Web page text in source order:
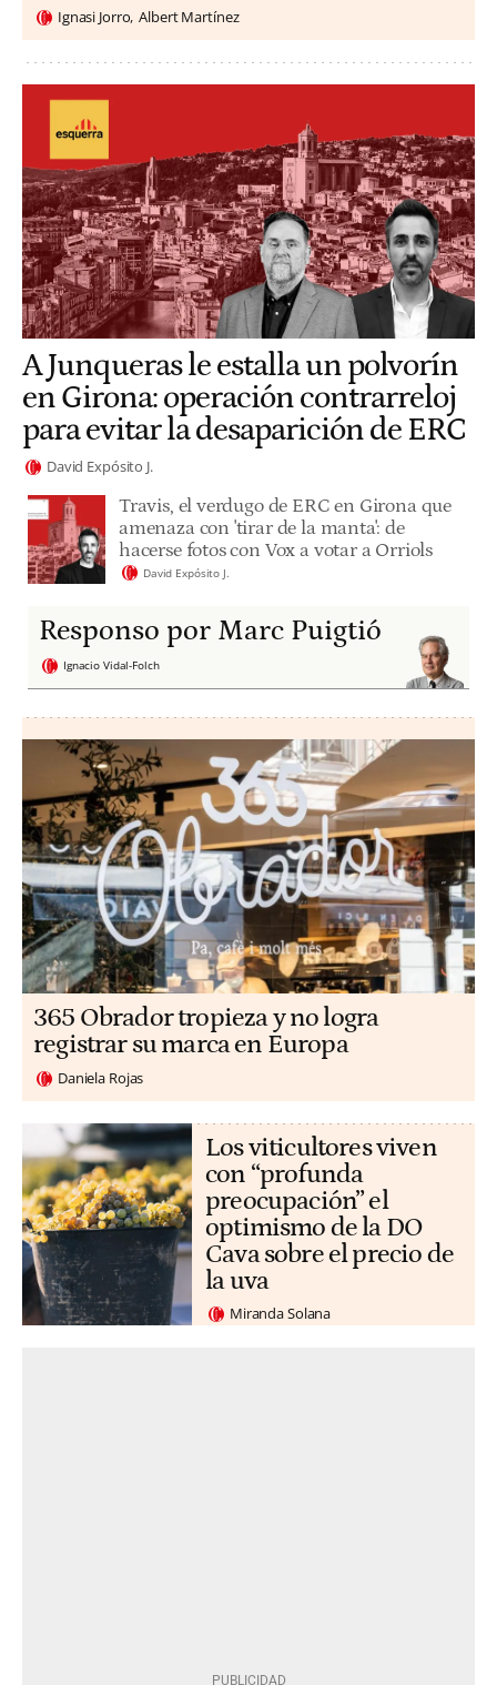
Ignasi Jorro Albert Martínez
A Junqueras le estalla un polvorín
en Girona: operación contrarreloj
para evitar la desaparición de ERC
David Expósito J.
Travis, el verdugo de ERC en Girona que
amenaza con 'tirar de la manta': de
hacerse fotos con Vox a votar a Orriols
David Expósito J.
Responso por Marc Puigtió
Ignacio Vidal-Folch
365 Obrador tropieza y no logra
registrar su marca en Europa
Daniela Rojas
Los viticultores viven
con “profunda
preocupación” el
optimismo de la DO
Cava sobre el precio de
la uva
Miranda Solana